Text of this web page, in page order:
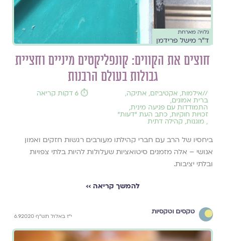
גלויה מארחת
ד״ר מישל פרידמן
חוצים את הקווים: קונפליקטים מיניים וחציית
גבולות בעולם הרבנות
//אילמות, אקטיביזם, אתיקה,
ברית אמונים,
התמודדות עם פגיעה מינית,
זכויות חוקיות, כתב העת ״דעות״
, מוגנות, קהילה דתית
⏱️ 6 דקות קריאה
ביחסיו של הרב עם חברי קהילתו מעורבים רגשות חזקים ואמון
אנושי – אלה מזמנים סיטואציות שעלולות להיות בלתי צפויות
ובלתי יציבות.
להמשך קריאה ››
טקסים וטקסיות
י"ז באלול תש"ף 6.9.2020